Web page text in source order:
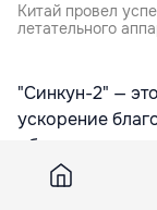
Китай провел
летательного
"Синкун-2" —
ускорение
образуются
пишет